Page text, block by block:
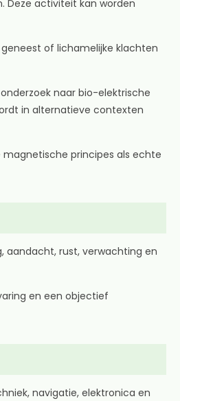
Deze activiteit kan worden
of lichamelijke klachten
naar bio-elektrische
in alternatieve contexten
principes als echte
aandacht, rust, verwachting en
en een objectief
navigatie, elektronica en